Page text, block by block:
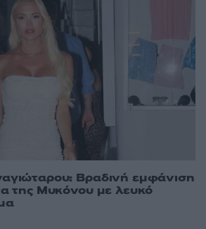
Βραδινή εμφάνιση
της Μυκόνου με λευκό